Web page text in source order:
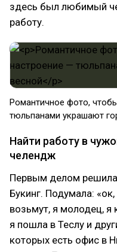
здесь был любимый
работу.
Романтичное фото,
тюльпанами украшают
Найти работу в
челендж
Первым делом решила
Букинг. Подумала:
возьмут, я молодец, я
я пошла в Теслу и
которых есть офис в